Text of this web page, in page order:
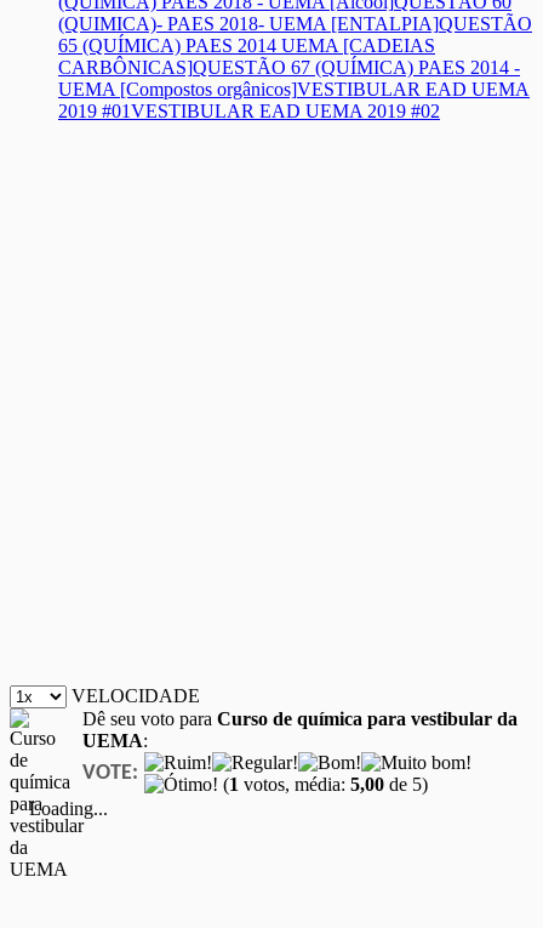
(QUIMICA)- PAES 2018- UEMA [ENTALPIA]QUESTÃO
65 (QUÍMICA) PAES 2014 UEMA [CADEIAS
CARBÔNICAS]QUESTÃO 67 (QUÍMICA) PAES 2014 -
UEMA [Compostos orgânicos]VESTIBULAR EAD UEMA
2019 #01VESTIBULAR EAD UEMA 2019 #02
VELOCIDADE
Dê seu voto para Curso de química para vestibular da
UEMA:
VOTE: (1 votos, média: 5,00 de 5)
Loading...